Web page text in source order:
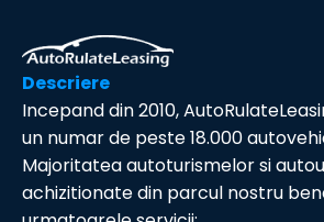
Descriere
Incepand din 2010,
un numar de peste 18.000
Majoritatea autoturismelor si
achizitionate din parcul nostru